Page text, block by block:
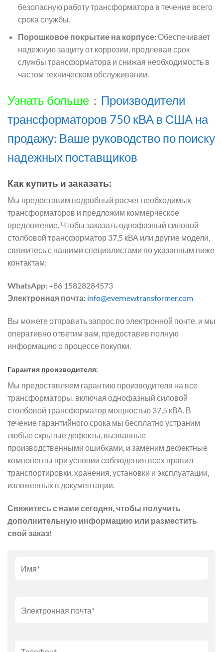
безопасную работу трансформатора в течение всего
срока службы.
Порошковое покрытие на корпусе:Обеспечивает
надежную защиту от коррозии, продлевая срок
службы трансформатора и снижая необходимость в
частом техническом обслуживании.
Узнать больше ： Производители
трансформаторов 750 кВА в США на
продажу: Ваше руководство по поиску
надежных поставщиков
Как купить и заказать:
Мы предоставим подробный расчет необходимых
трансформаторов и предложим коммерческое
предложение. Чтобы заказать однофазный силовой
столбовой трансформатор 37,5 кВА или другие модели,
свяжитесь с нашими специалистами по указанным ниже
контактам:
WhatsApp:+86 15828284573
Электронная почта: info@evernewtransformer.com
Вы можете отправить запрос по электронной почте, и мы
оперативно ответим вам, предоставив полную
информацию о процессе покупки.
Гарантия производителя:
Мы предоставляем гарантию производителя на все
трансформаторы, включая однофазный силовой
столбовой трансформатор мощностью 37,5 кВА. В
течение гарантийного срока мы бесплатно устраним
любые скрытые дефекты, вызванные
производственными ошибками, и заменим дефектные
компоненты при условии соблюдения всех правил
транспортировки, хранения, установки и эксплуатации,
изложенных в документации.
Свяжитесь с нами сегодня, чтобы получить
дополнительную информацию или разместить
свой заказ!